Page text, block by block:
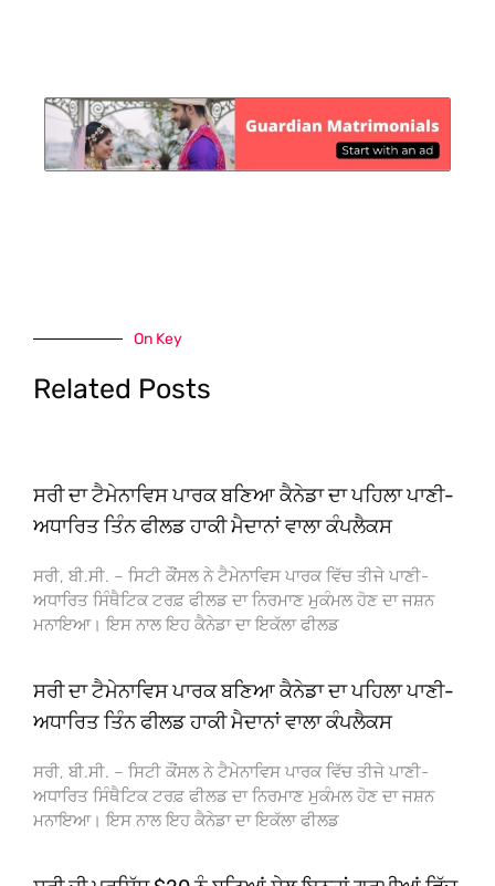
On Key
Related Posts
ਸਰੀ ਦਾ ਟੈਮੇਨਾਵਿਸ ਪਾਰਕ ਬਣਿਆ ਕੈਨੇਡਾ ਦਾ ਪਹਿਲਾ ਪਾਣੀ-
ਅਧਾਰਿਤ ਤਿੰਨ ਫੀਲਡ ਹਾਕੀ ਮੈਦਾਨਾਂ ਵਾਲਾ ਕੰਪਲੈਕਸ
ਸਰੀ, ਬੀ.ਸੀ. – ਸਿਟੀ ਕੌਂਸਲ ਨੇ ਟੈਮੇਨਾਵਿਸ ਪਾਰਕ ਵਿੱਚ ਤੀਜੇ ਪਾਣੀ-
ਅਧਾਰਿਤ ਸਿੰਥੈਟਿਕ ਟਰਫ਼ ਫੀਲਡ ਦਾ ਨਿਰਮਾਣ ਮੁਕੰਮਲ ਹੋਣ ਦਾ ਜਸ਼ਨ
ਮਨਾਇਆ। ਇਸ ਨਾਲ ਇਹ ਕੈਨੇਡਾ ਦਾ ਇਕੱਲਾ ਫੀਲਡ
ਸਰੀ ਦਾ ਟੈਮੇਨਾਵਿਸ ਪਾਰਕ ਬਣਿਆ ਕੈਨੇਡਾ ਦਾ ਪਹਿਲਾ ਪਾਣੀ-
ਅਧਾਰਿਤ ਤਿੰਨ ਫੀਲਡ ਹਾਕੀ ਮੈਦਾਨਾਂ ਵਾਲਾ ਕੰਪਲੈਕਸ
ਸਰੀ, ਬੀ.ਸੀ. – ਸਿਟੀ ਕੌਂਸਲ ਨੇ ਟੈਮੇਨਾਵਿਸ ਪਾਰਕ ਵਿੱਚ ਤੀਜੇ ਪਾਣੀ-
ਅਧਾਰਿਤ ਸਿੰਥੈਟਿਕ ਟਰਫ਼ ਫੀਲਡ ਦਾ ਨਿਰਮਾਣ ਮੁਕੰਮਲ ਹੋਣ ਦਾ ਜਸ਼ਨ
ਮਨਾਇਆ। ਇਸ ਨਾਲ ਇਹ ਕੈਨੇਡਾ ਦਾ ਇਕੱਲਾ ਫੀਲਡ